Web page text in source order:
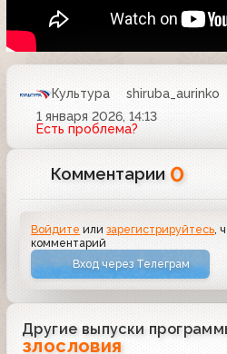
Культура shiruba_aurinko
1 января 2026, 14:13
Есть проблема?
Комментарии 0
Войдите илизарегистрируйтесь ,
комментарий
Вход через Телеграм
Другие выпуски
злословия